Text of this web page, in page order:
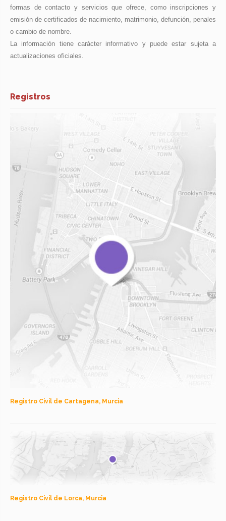
formas de contacto y servicios que ofrece, como inscripciones y
emisión de certificados de nacimiento, matrimonio, defunción, penales
o cambio de nombre.
La información tiene carácter informativo y puede estar sujeta a
actualizaciones oficiales.
Registros
Registro Civil de Cartagena, Murcia
Registro Civil de Lorca, Murcia